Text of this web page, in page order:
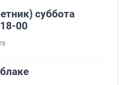
суббота
00